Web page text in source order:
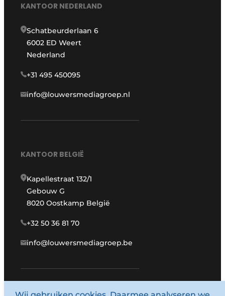
KANTOOR NEDERLAND
Schatbeurderlaan 6
6002 ED Weert
Nederland
+31 495 450095
info@louwersmediagroep.nl
KANTOOR BELGIË
Kapellestraat 132/1
Gebouw G
8020 Oostkamp België
+32 50 36 81 70
info@louwersmediagroep.be